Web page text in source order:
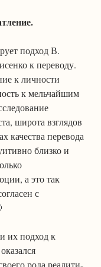
подход В.
к переводу.
к личности
к мельчайшим
широта взглядов
качества перевода
близко и
а это так
с
их подход к
рода реалити-